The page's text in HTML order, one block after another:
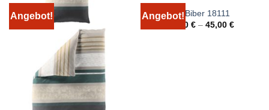
Angebot! Angebot!Ido Biber 18111
29,00 €– 45,00 €